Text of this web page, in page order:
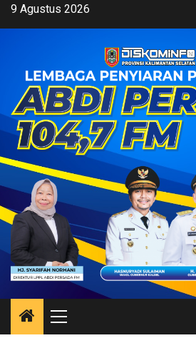
Skip9 Agustus 2026
Primary
Menu